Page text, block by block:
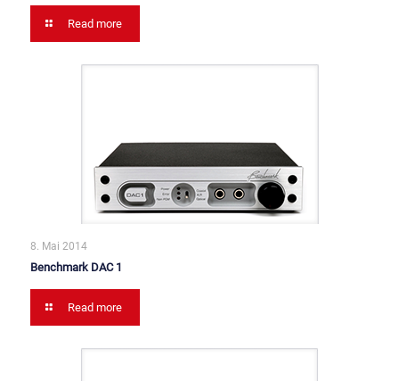
Read more
8. Mai 2014
Benchmark DAC 1
Read more